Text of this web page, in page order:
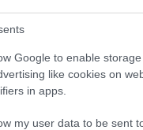
Google to enable storage
like cookies on
in apps.
my user data to be sent
redovno
ako nema dovoljno
insekata, posebno
korova: Uklonite
mladih stabala